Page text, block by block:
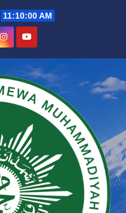
11:10:01 AM